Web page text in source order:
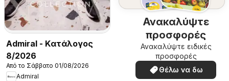
Admiral - Kατάλογος
8/2026
Από το Σάββατο 01/08/2026
Admiral
Ανακαλύψτε
προσφορές
Ανακαλύψτε ειδικές
προσφορές
Θέλω να δω